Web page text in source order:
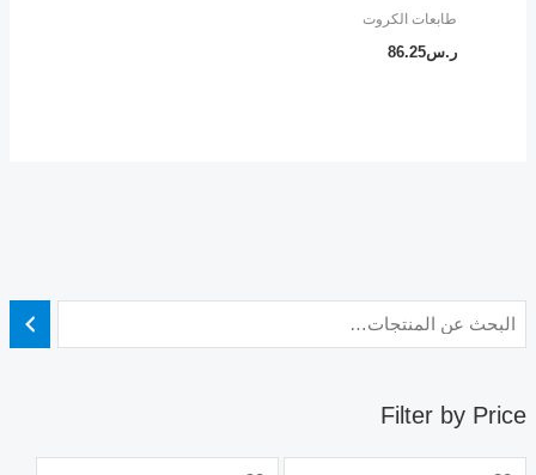
Filter by Price
طابعات الكروت
ر.س86.25